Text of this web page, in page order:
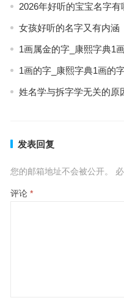
2026年好听的宝宝名字有
女孩好听的名字又有内涵
1画属金的字_康熙字典1
1画的字_康熙字典1画的
姓名学与拆字学无关的原
发表回复
您的邮箱地址不会被公开。
评论 *